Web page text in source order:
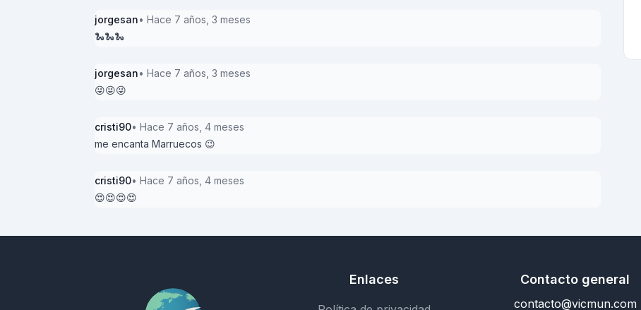
jorgesan• Hace 7 años, 3 meses
🐍🐍🐍
jorgesan• Hace 7 años, 3 meses
😜😜😜
cristi90• Hace 7 años, 4 meses
me encanta Marruecos 😉
cristi90• Hace 7 años, 4 meses
😍😍😍😍
Enlaces Contacto general
contacto@vicmun.com